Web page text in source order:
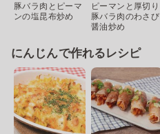
豚バラ肉とピーマ
ンの塩昆布炒め
ピーマンと厚切り
豚バラ肉のわさび
醤油炒め
にんじんで作れるレシピ